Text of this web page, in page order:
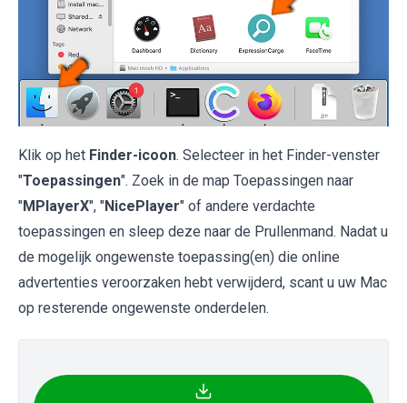
Klik op het Finder-icoon. Selecteer in het Finder-venster
"Toepassingen". Zoek in de map Toepassingen naar
"MPlayerX", "NicePlayer" of andere verdachte
toepassingen en sleep deze naar de Prullenmand. Nadat u
de mogelijk ongewenste toepassing(en) die online
advertenties veroorzaken hebt verwijderd, scant u uw Mac
op resterende ongewenste onderdelen.